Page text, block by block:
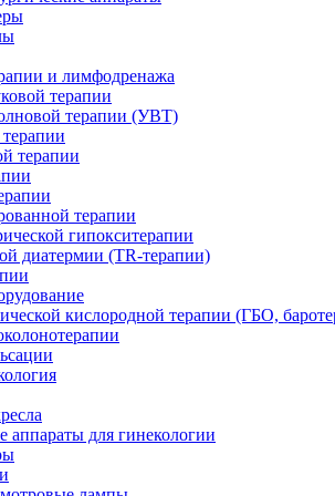
и лимфодренажа
терапии
терапии (УВТ)
терапии
терапии
гипокситерапии
диатермии (TR-терапии)
кислородной терапии (ГБО,
аппараты для гинекологии